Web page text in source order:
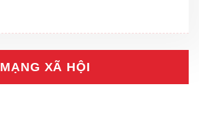
MẠNG XÃ HỘI